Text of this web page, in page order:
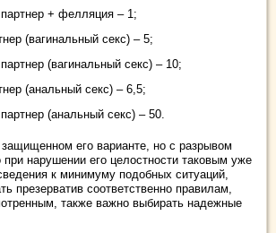
+ фелляция – 1;
(вагинальный секс) – 5;
(вагинальный секс) – 10;
(анальный секс) – 6,5;
(анальный секс) – 50.
защищенном его варианте, но с разрывом
при нарушении его целостности таковым уже
к минимуму подобных ситуаций,
презерватив соответственно правилам,
также важно выбирать надежные